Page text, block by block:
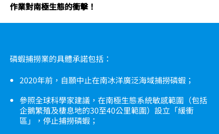
作業對南極生態的衝擊！
磷蝦捕撈業的具體承諾包括：
2020年前，自願中止在南冰洋廣泛海域捕撈磷蝦；
參照全球科學家建議，在南極生態系統敏感範圍（包括
企鵝繁殖及棲息地的30至40公里範圍）設立「緩衝
區」，停止捕撈磷蝦；